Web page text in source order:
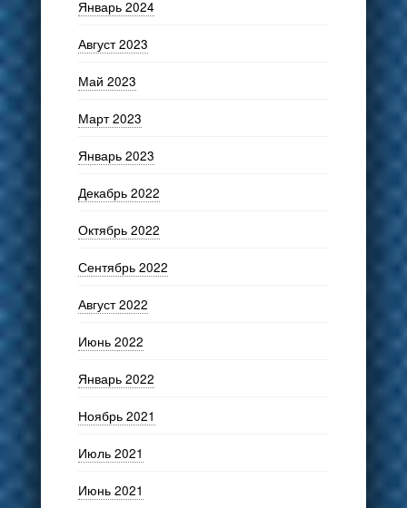
Январь 2024
Август 2023
Май 2023
Март 2023
Январь 2023
Декабрь 2022
Октябрь 2022
Сентябрь 2022
Август 2022
Июнь 2022
Январь 2022
Ноябрь 2021
Июль 2021
Июнь 2021